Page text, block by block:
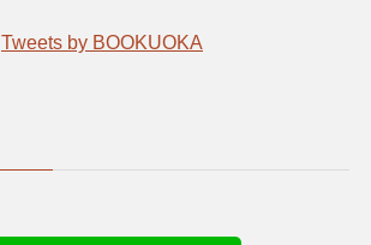
Tweets by BOOKUOKA